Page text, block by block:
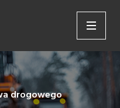
drogowego